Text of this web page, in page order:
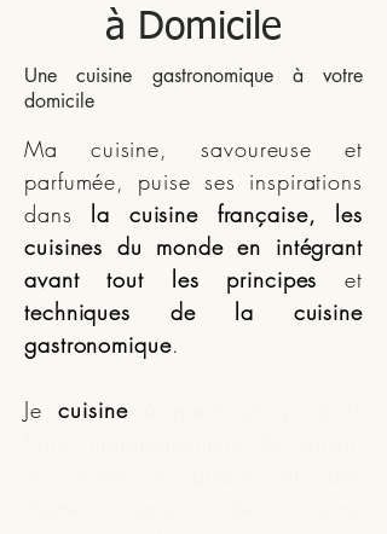
à Domicile
Une cuisine gastronomique à votre
domicile
Ma cuisine, savoureuse et
parfumée, puise ses inspirations
dans la cuisine française, les
cuisines du mondeen intégrant
avant tout les principeset
techniques de la cuisine
gastronomique.
Jecuisineà partir de produits